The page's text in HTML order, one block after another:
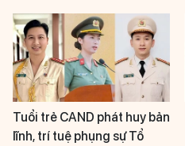
Tuổi trẻ CAND phát huy bản
lĩnh, trí tuệ phụng sự Tổ